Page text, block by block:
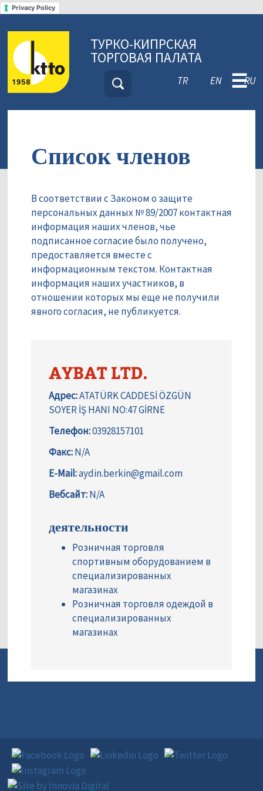
Privacy Policy
ТУРКО-КИПРСКАЯ
ТОРГОВАЯ ПАЛАТА
TR EN RU
☰
Список членов
В соответствии с Законом о защите
персональных данных № 89/2007 контактная
информация наших членов, чье
подписанное согласие было получено,
предоставляется вместе с
информационным текстом. Контактная
информация наших участников, в
отношении которых мы еще не получили
явного согласия, не публикуется.
AYBAT LTD.
Адрес:ATATÜRK CADDESİ ÖZGÜN
SOYER İŞ HANI NO:47 GİRNE
Телефон:03928157101
Факс:N/A
E-Mail:aydin.berkin@gmail.com
Вебсайт:N/A
деятельности
Розничная торговля
спортивным оборудованием в
специализированных
магазинах
Розничная торговля одеждой в
специализированных
магазинах